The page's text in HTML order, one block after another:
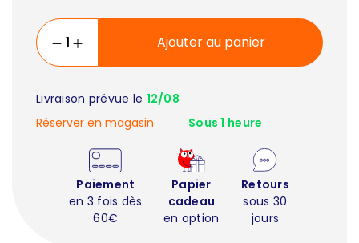
Ajouter au panier
Livraison prévue le 12/08
Réserver en magasin
Sous 1 heure
Paiement
en 3 fois dès
60€
Papier
cadeau
en option
Retours
sous 30
jours